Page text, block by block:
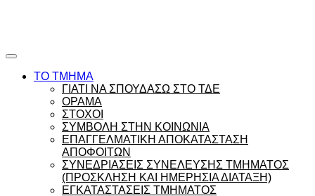
ΤΟ ΤΜΗΜΑ
ΓΙΑΤΙ ΝΑ ΣΠΟΥΔΑΣΩ ΣΤΟ ΤΔΕ
ΟΡΑΜΑ
ΣΤΟΧΟΙ
ΣΥΜΒΟΛΗ ΣΤΗΝ ΚΟΙΝΩΝΙΑ
ΕΠΑΓΓΕΛΜΑΤΙΚΗ ΑΠΟΚΑΤΑΣΤΑΣΗ
ΑΠΟΦΟΙΤΩΝ
ΣΥΝΕΔΡΙΑΣΕΙΣ ΣΥΝΕΛΕΥΣΗΣ ΤΜΗΜΑΤΟΣ
(ΠΡΟΣΚΛΗΣΗ ΚΑΙ ΗΜΕΡΗΣΙΑ ΔΙΑΤΑΞΗ)
ΕΓΚΑΤΑΣΤΑΣΕΙΣ ΤΜΗΜΑΤΟΣ